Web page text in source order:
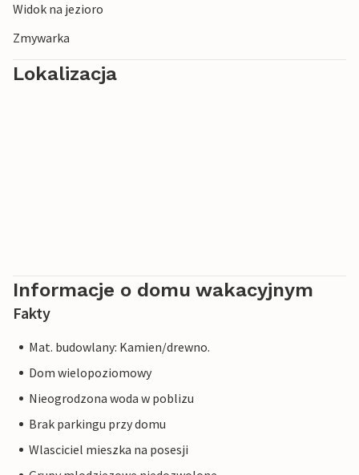
Widok na jezioro
Zmywarka
Lokalizacja
Informacje o domu wakacyjnym
Fakty
Mat. budowlany: Kamien/drewno.
Dom wielopoziomowy
Nieogrodzona woda w poblizu
Brak parkingu przy domu
Wlasciciel mieszka na posesji